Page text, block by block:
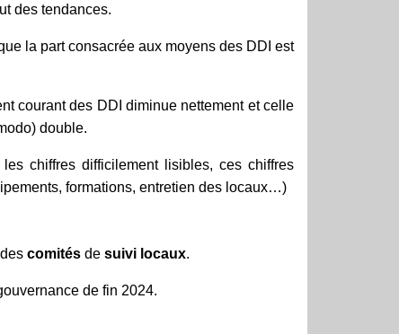
des tendances.
la part consacrée aux moyens des DDI est
courant des DDI diminue nettement et celle
double.
chiffres difficilement lisibles, ces chiffres
formations, entretien des locaux…)
comités de suivi locaux.
de fin 2024.